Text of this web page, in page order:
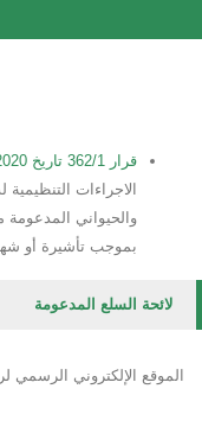
قرار 362/1 تاريخ 17/7/2020
الاجراءات
والحيواني المدعومة
بموجب تأشيرة أو
لائحة السلع المدعومة
الموقع الإلكتروني الرسمي